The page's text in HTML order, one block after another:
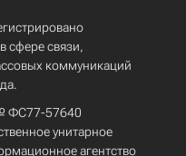
сфере связи,
коммуникаций
ФС77-57640
унитарное
агентство